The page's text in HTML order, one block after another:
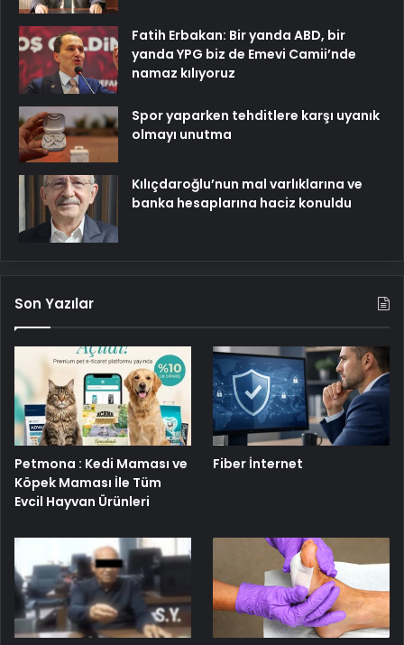
Fatih Erbakan: Bir yanda ABD, bir
yanda YPG biz de Emevi Camii’nde
namaz kılıyoruz
Spor yaparken tehditlere karşı uyanık
olmayı unutma
Kılıçdaroğlu’nun mal varlıklarına ve
banka hesaplarına haciz konuldu
Son Yazılar
Petmona : Kedi Maması ve
Köpek Maması İle Tüm
Evcil Hayvan Ürünleri
Fiber İnternet